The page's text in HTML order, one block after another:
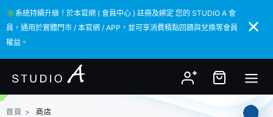
✳️系統持續升級！於本官網 ( 會員中心 ) 註冊及綁定 您的 STUDIO A 會
員，通用於實體門市 / 本官網 / APP，並可享消費積點回饋與兌換等會員
權益。
✳️系統持續升級！於本官網 ( 會員中心 ) 註冊及綁定 您的 STUDIO A 會
員，通用於實體門市 / 本官網 / APP，並可享消費積點回饋與兌換等會員
權益。
首頁 > 商店